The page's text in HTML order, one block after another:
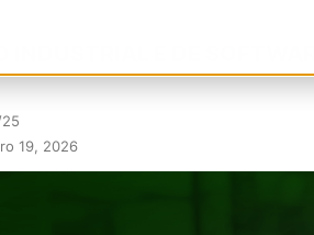
INDUSTRIAL E DE
19, 2026